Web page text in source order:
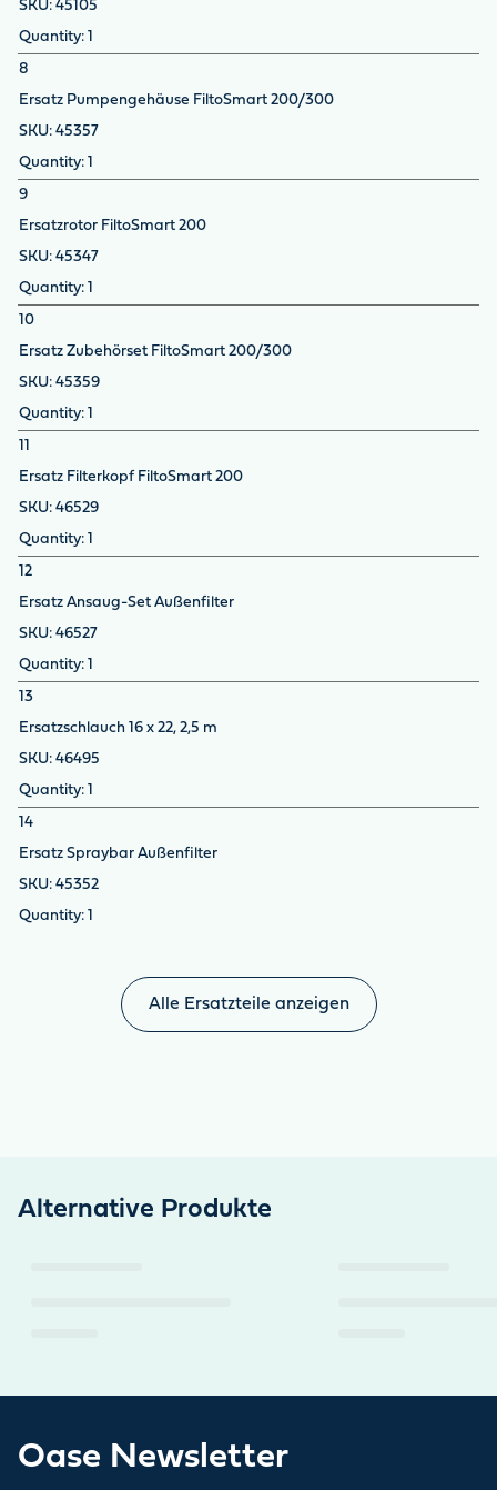
45105
1
8
Ersatz Pumpengehäuse FiltoSmart 200/300
45357
1
9
Ersatzrotor FiltoSmart 200
45347
1
10
Ersatz Zubehörset FiltoSmart 200/300
45359
1
11
Ersatz Filterkopf FiltoSmart 200
46529
1
12
Ersatz Ansaug-Set Außenfilter
46527
1
13
Ersatzschlauch 16 x 22, 2,5 m
46495
1
14
Ersatz Spraybar Außenfilter
45352
1
Alle Ersatzteile anzeigen
Alternative Produkte
Oase Newsletter